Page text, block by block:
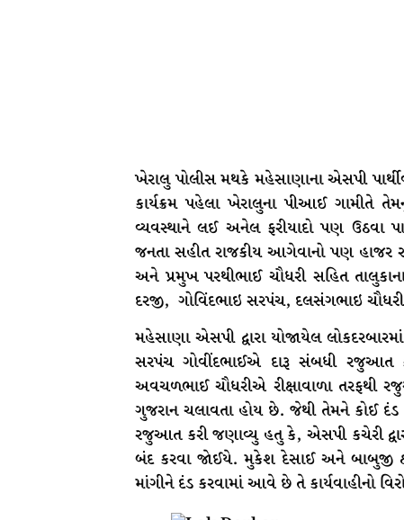
ખેરાલુ પોલીસ મથકે મહેસાણાના એસપી
કાર્યક્રમ પહેલા ખેરાલુના પીઆઈ ગામીતે
વ્યવસ્થાને લઈ અનેલ ફરીયાદો પણ ઉઠવા
જનતા સહીત રાજકીય આગેવાનો પણ હાજર
અને પ્રમુખ પરથીભાઈ ચૌધરી સહિત
દરજી, ગોવિંદભાઇ સરપંચ, દલસંગભાઇ
મહેસાણા એસપી દ્વારા યોજાયેલ
સરપંચ ગોવીંદભાઈએ દારૂ સંબધી રજુઆત
અવચળભાઈ ચૌધરીએ રીક્ષાવાળા
ગુજરાન ચલાવતા હોય છે. જેથી તેમને કોઈ
રજુઆત કરી જણાવ્યુ હતુ કે, એસપી કચેરી
બંદ કરવા જોઈયે. મુકેશ દેસાઈ અને બાબુજી
માંગીને દંડ કરવામાં આવે છે તે કાર્યવાહીનો